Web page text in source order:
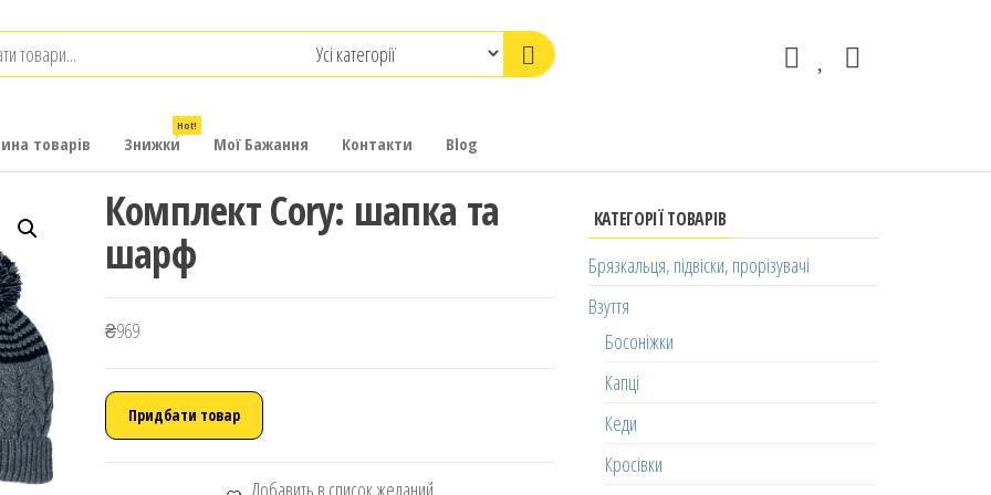
товарів Знижки
Hot!
Мої Бажання Контакти Blog
Комплект Cory: шапка та
шарф
₴969
Придбати товар
Добавить в список желаний
КАТЕГОРІЇ ТОВАРІВ
Брязкальця, підвіски, прорізувачі
Взуття
Босоніжки
Капці
Кеди
Кросівки